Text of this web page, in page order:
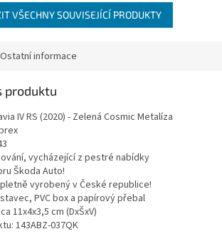
VŠECHNY SOUVISEJÍCÍ PRODUKTY
Ostatní informace
produktu
IV RS (2020) - Zelená Cosmic Metalíza
vycházející z pestré nabídky
Škoda Auto!
vyrobený v České republice!
PVC box a papírový přebal
11x4x3,5 cm (DxŠxV)
143ABZ-037QK